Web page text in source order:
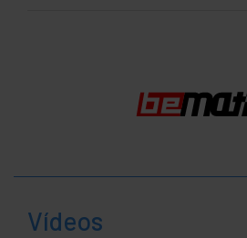
Vídeos